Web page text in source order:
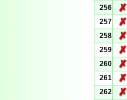
256
✗
257
✗
258
✗
259
✗
260
✗
261
✗
262
✗